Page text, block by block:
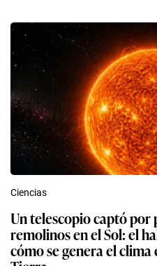
Ciencias
Un telescopio captó por
remolinos en el Sol: el
cómo se genera el clima